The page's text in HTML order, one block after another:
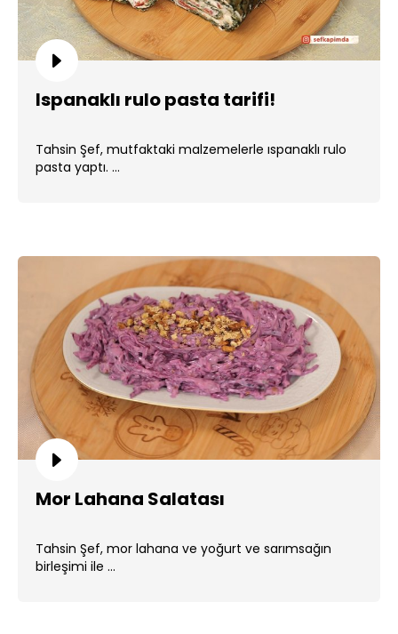
Ispanaklı rulo pasta tarifi!
Tahsin Şef, mutfaktaki malzemelerle ıspanaklı rulo
pasta yaptı. ...
Mor Lahana Salatası
Tahsin Şef, mor lahana ve yoğurt ve sarımsağın
birleşimi ile ...